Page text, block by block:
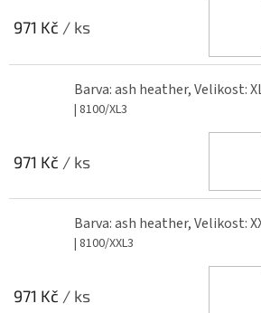
971 Kč / ks
Barva: ash heather, Velikost:
| 8100/XL3
971 Kč / ks
Barva: ash heather, Velikost:
| 8100/XXL3
971 Kč / ks